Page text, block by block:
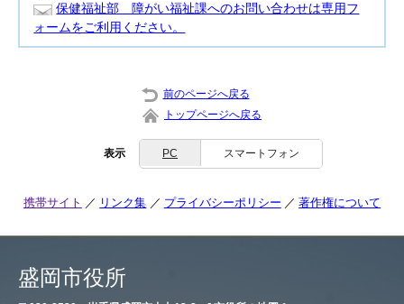
保健福祉部 障がい福祉課へのお問い合わせは専用フ
ォームをご利用ください。
前のページへ戻る
トップページへ戻る
表示 PC スマートフォン
携帯サイト リンク集 プライバシーポリシー 著作権について
盛岡市役所